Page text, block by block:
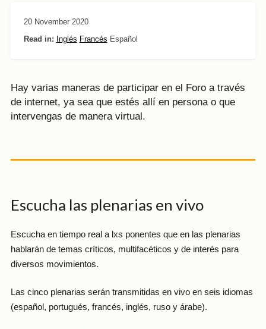
20 November 2020
Read in: Inglés Francés Español
Hay varias maneras de participar en el Foro a través
de internet, ya sea que estés allí en persona o que
intervengas de manera virtual.
Escucha las plenarias en vivo
Escucha en tiempo real a lxs ponentes que en las plenarias
hablarán de temas críticos, multifacéticos y de interés para
diversos movimientos.
Las cinco plenarias serán transmitidas en vivo en seis idiomas
(español, portugués, francés, inglés, ruso y árabe).